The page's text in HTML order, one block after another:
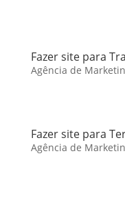
Fazer site para
Agência de
Fazer site para
Agência de